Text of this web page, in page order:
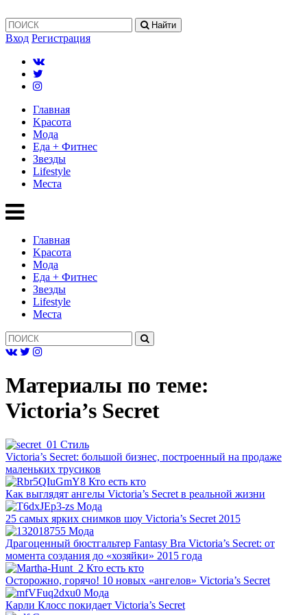
Найти
Вход Регистрация
Главная
Kрасота
Мода
Еда + Фитнес
Звезды
Lifestyle
Mеста
Главная
Kрасота
Мода
Еда + Фитнес
Звезды
Lifestyle
Mеста
Материалы по теме:
Victoria’s Secret
Cтиль
Victoria’s Secret: большой бизнес, построенный на продаже
маленьких трусиков
Кто есть кто
Как выглядят ангелы Victoria’s Secret в реальной жизни
Мода
25 самых ярких снимков шоу Victoria’s Secret 2015
Мода
Драгоценный бюстгальтер Fantasy Bra Victoria’s Secret: от
момента создания до «хозяйки» 2015 года
Кто есть кто
Осторожно, горячо! 10 новых «ангелов» Victoria’s Secret
Мода
Карли Клосс покидает Victoria’s Secret